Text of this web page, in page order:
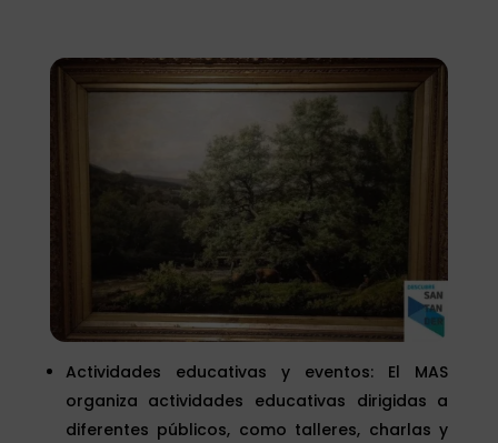
Actividades educativas y eventos: El MAS
organiza actividades educativas dirigidas a
diferentes públicos, como talleres, charlas y